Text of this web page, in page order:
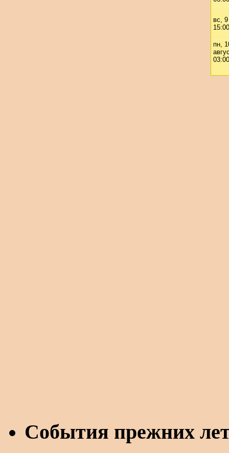
События прежних